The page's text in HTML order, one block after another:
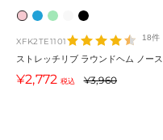
ピ
ン
ク
・
ウ
ォ
ー
タ
サ
マ
ー
・
イ
ボ
リ
ブ
ラ
ッ
ク
XFK2TE1101 18件
ストレッチリブ ラウンドヘム ノー
セ
¥2,772 税込
通
¥3,960